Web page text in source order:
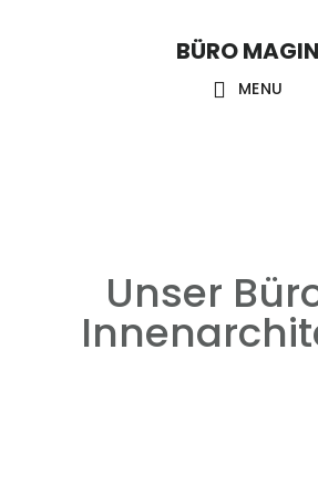
BÜRO MAGIN
MENU
Unser